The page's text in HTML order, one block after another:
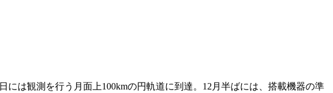
には観測を行う月面上100kmの円軌道に到達。12月半ばには、搭載機器の準